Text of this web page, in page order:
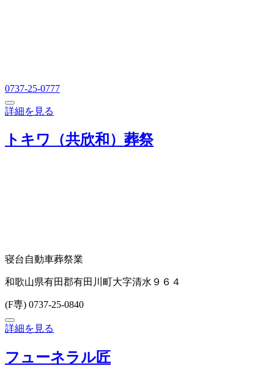
0737-25-0777
詳細を見る
トキワ（共欣和）葬祭
寝台自動車葬祭業
和歌山県有田郡有田川町大字清水９６４
(F専) 0737-25-0840
詳細を見る
フューネラル匠